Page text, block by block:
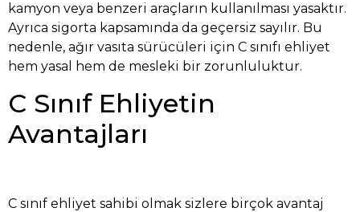
kamyon veya benzeri araçların kullanılması yasaktır.
Ayrıca sigorta kapsamında da geçersiz sayılır. Bu
nedenle, ağır vasıta sürücüleri için C sınıfı ehliyet
hem yasal hem de mesleki bir zorunluluktur.
C Sınıf Ehliyetin
Avantajları
C sınıf ehliyet sahibi olmak sizlere birçok avantaj